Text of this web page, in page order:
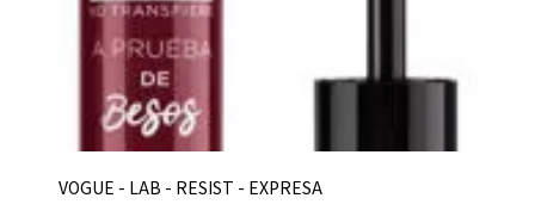
VOGUE - LAB - RESIST - EXPRESA